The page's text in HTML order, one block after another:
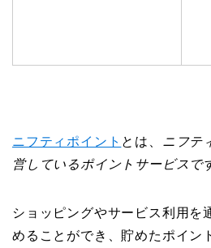
ニフティポイント とは、 ニフテ
営しているポイントサービスで
ショッピングやサービス利用を
めることができ、貯めたポイン